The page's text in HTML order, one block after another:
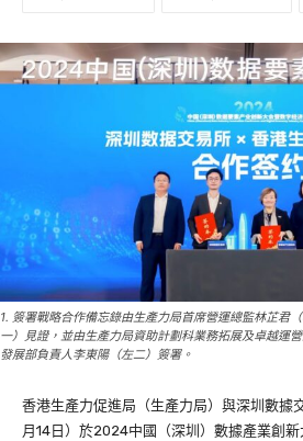
1. 簽署戰略合作備忘錄由生產力局首席營運總監林芷君
一）見證，並由生產力局資助計劃科業務拓展及卓越運
發展部負責人李東陽（左二）簽署。
香港生產力促進局（生產力局）與深圳數據
月14日）於2024中國（深圳）數據產業創